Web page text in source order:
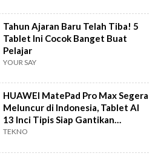
Tahun Ajaran Baru Telah Tiba! 5
Tablet Ini Cocok Banget Buat
Pelajar
YOUR SAY
HUAWEI MatePad Pro Max Segera
Meluncur di Indonesia, Tablet AI
13 Inci Tipis Siap Gantikan
Laptop?
TEKNO